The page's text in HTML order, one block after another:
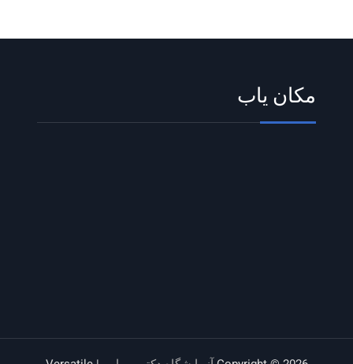
مکان یاب